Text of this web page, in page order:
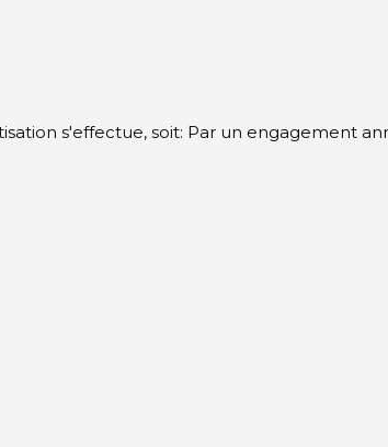
s'effectue, soit: Par un engagement